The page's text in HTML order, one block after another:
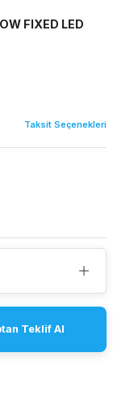
FIXED LED
Taksit Seçenekleri
Teklif Al